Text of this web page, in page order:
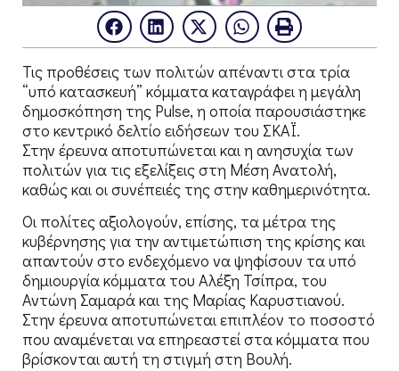
Τις προθέσεις των πολιτών απέναντι στα τρία
“υπό κατασκευή” κόμματα καταγράφει η μεγάλη
δημοσκόπηση της Pulse, η οποία παρουσιάστηκε
στο κεντρικό δελτίο ειδήσεων του ΣΚΑΪ.
Στην έρευνα αποτυπώνεται και η ανησυχία των
πολιτών για τις εξελίξεις στη Μέση Ανατολή,
καθώς και οι συνέπειές της στην καθημερινότητα.
Οι πολίτες αξιολογούν, επίσης, τα μέτρα της
κυβέρνησης για την αντιμετώπιση της κρίσης και
απαντούν στο ενδεχόμενο να ψηφίσουν τα υπό
δημιουργία κόμματα του Αλέξη Τσίπρα, του
Αντώνη Σαμαρά και της Μαρίας Καρυστιανού.
Στην έρευνα αποτυπώνεται επιπλέον το ποσοστό
που αναμένεται να επηρεαστεί στα κόμματα που
βρίσκονται αυτή τη στιγμή στη Βουλή.